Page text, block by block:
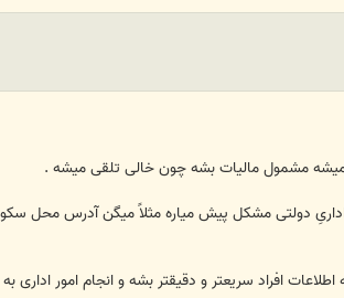
مشمول مالیات بشه چون خالی تلقی میشه .
دولتی مشکل پیش میاره مثلاً میگن آدرس محل
افراد سریعتر و دقیقتر بشه و انجام امور